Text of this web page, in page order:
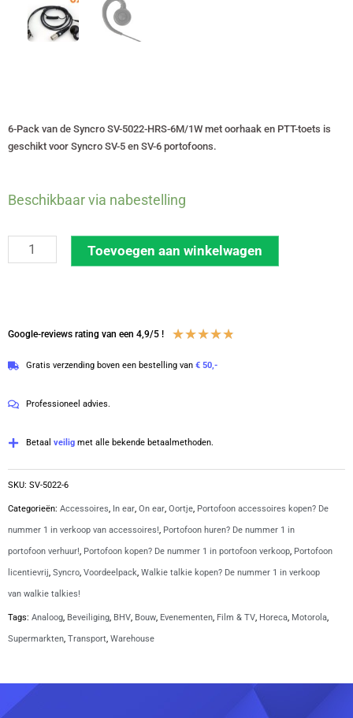
6-Pack van de Syncro SV-5022-HRS-6M/1W met oorhaak en PTT-toets is
geschikt voor Syncro SV-5 en SV-6 portofoons.
Beschikbaar via nabestelling
6-
Syncro
C-
|
5022
Toevoegen aan winkelwagen
Google-reviews rating van een 4,9/5 ! ★★★★★
Gratis verzending boven een bestelling van € 50,-
Professioneel advies.
Betaal veilig met alle bekende betaalmethoden.
SKU: SV-5022-6
Categorieën: Accessoires In ear On ear Oortje Portofoon accessoires kopen? De
nummer 1 in verkoop van accessoires! Portofoon huren? De nummer 1 in
portofoon verhuur! Portofoon kopen? De nummer 1 in portofoon verkoop Portofoon
licentievrij Syncro Voordeelpack Walkie talkie kopen? De nummer 1 in verkoop
van walkie talkies!
Tags: Analoog Beveiliging BHV Bouw Evenementen Film & TV Horeca Motorola
Supermarkten Transport Warehouse